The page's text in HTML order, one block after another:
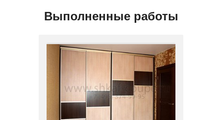
Выполненные работы